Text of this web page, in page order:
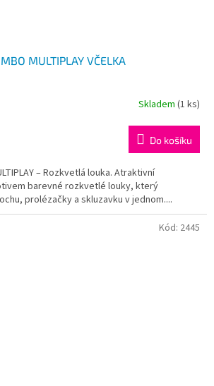
MULTIPLAY VČELKA
Skladem (1 ks)
Do košíku
– Rozkvetlá louka. Atraktivní
barevné rozkvetlé louky, který
prolézačky a skluzavku v jednom....
Kód: 2445